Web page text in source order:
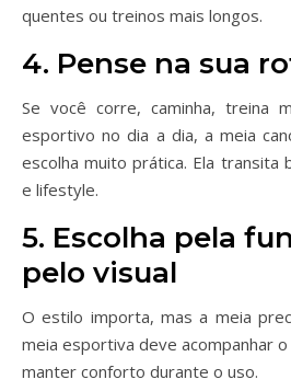
quentes ou treinos mais longos.
4. Pense na sua
Se você corre, caminha, treina
esportivo no dia a dia, a meia
escolha muito prática. Ela transita
e lifestyle.
5. Escolha pela
pelo visual
O estilo importa, mas a meia
meia esportiva deve acompanhar
manter conforto durante o uso.